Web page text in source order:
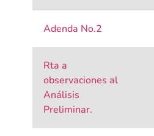
Adenda No.2
Rta a
observaciones al
Análisis
Preliminar.